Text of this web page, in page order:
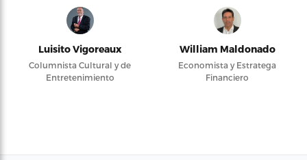
Luisito Vigoreaux
Columnista Cultural y de
Entretenimiento
William Maldonado
Economista y Estratega
Financiero